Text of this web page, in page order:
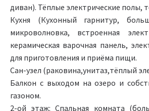
диван). Тёплые электрические полы,
Кухня (Кухонный гарнитур,
микроволновка, встроенная
керамическая варочная панель,
для приготовления и приёма пищи.
Сан-узел (раковина,унитаз,тёплый
Балкон с выходом на озеро и
газоном.
2-ой этаж: Спальная комната